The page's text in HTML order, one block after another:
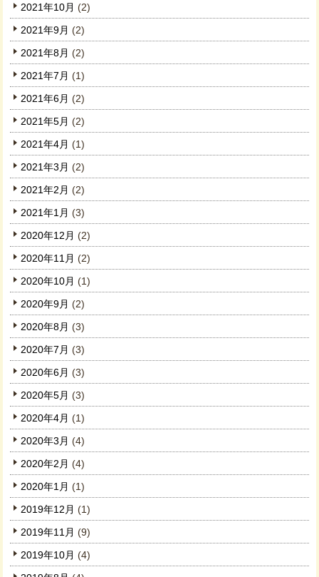
2021年10月 (2)
2021年9月 (2)
2021年8月 (2)
2021年7月 (1)
2021年6月 (2)
2021年5月 (2)
2021年4月 (1)
2021年3月 (2)
2021年2月 (2)
2021年1月 (3)
2020年12月 (2)
2020年11月 (2)
2020年10月 (1)
2020年9月 (2)
2020年8月 (3)
2020年7月 (3)
2020年6月 (3)
2020年5月 (3)
2020年4月 (1)
2020年3月 (4)
2020年2月 (4)
2020年1月 (1)
2019年12月 (1)
2019年11月 (9)
2019年10月 (4)